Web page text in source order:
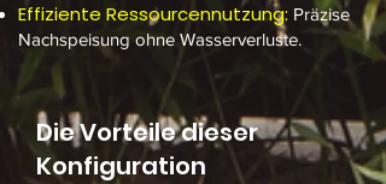
Effiziente Ressourcennutzung: Präzise
Nachspeisung ohne Wasserverluste.
Die Vorteile dieser
Konfiguration